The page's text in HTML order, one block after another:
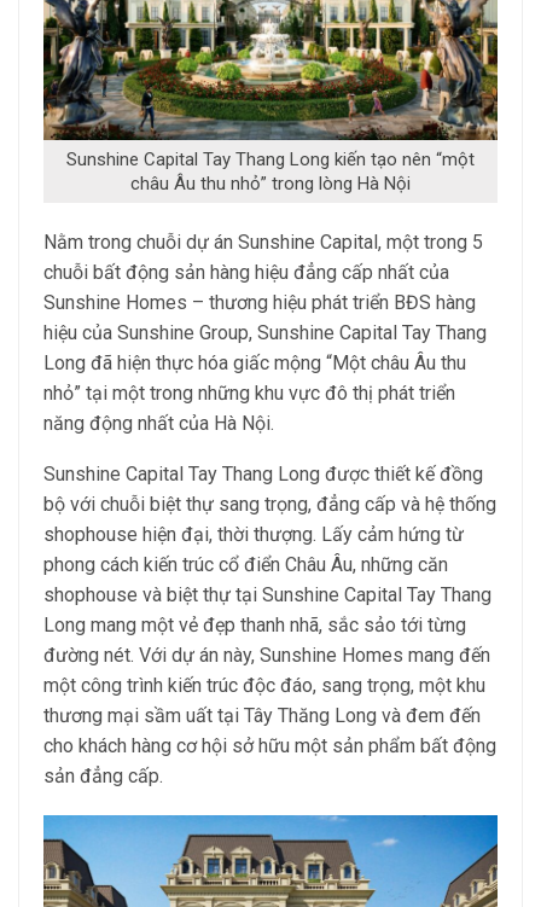
Sunshine Capital Tay Thang Long kiến tạo nên “một
châu Âu thu nhỏ” trong lòng Hà Nội
Nằm trong chuỗi dự án Sunshine Capital, một trong 5
chuỗi bất động sản hàng hiệu đẳng cấp nhất của
Sunshine Homes – thương hiệu phát triển BĐS hàng
hiệu của Sunshine Group, Sunshine Capital Tay Thang
Long đã hiện thực hóa giấc mộng “Một châu Âu thu
nhỏ” tại một trong những khu vực đô thị phát triển
năng động nhất của Hà Nội.
Sunshine Capital Tay Thang Long được thiết kế đồng
bộ với chuỗi biệt thự sang trọng, đẳng cấp và hệ thống
shophouse hiện đại, thời thượng. Lấy cảm hứng từ
phong cách kiến trúc cổ điển Châu Âu, những căn
shophouse và biệt thự tại Sunshine Capital Tay Thang
Long mang một vẻ đẹp thanh nhã, sắc sảo tới từng
đường nét. Với dự án này, Sunshine Homes mang đến
một công trình kiến trúc độc đáo, sang trọng, một khu
thương mại sầm uất tại Tây Thăng Long và đem đến
cho khách hàng cơ hội sở hữu một sản phẩm bất động
sản đẳng cấp.